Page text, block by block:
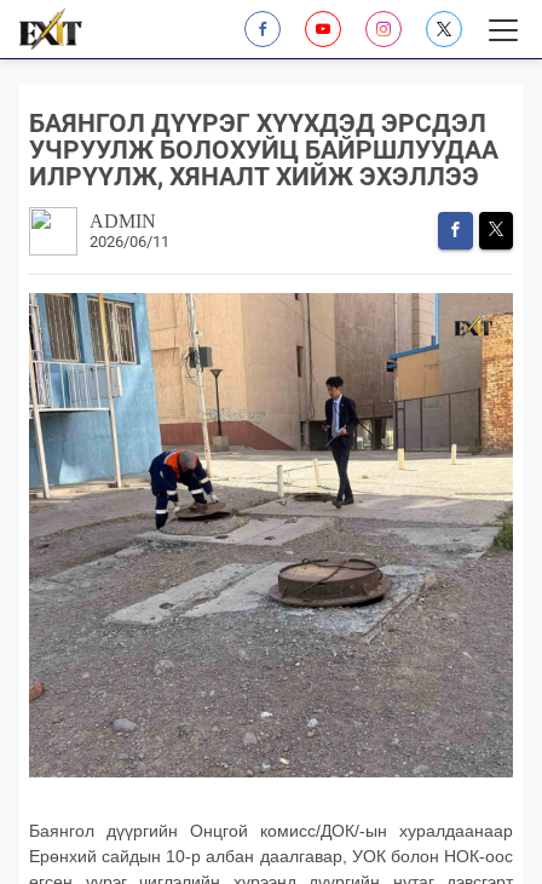
​БАЯНГОЛ ДҮҮРЭГ ХҮҮХДЭД ЭРСДЭЛ
УЧРУУЛЖ БОЛОХУЙЦ БАЙРШЛУУДАА
ИЛРҮҮЛЖ, ХЯНАЛТ ХИЙЖ ЭХЭЛЛЭЭ
ADMIN
2026/06/11
Баянгол дүүргийн Онцгой комисс/ДОК/-ын хуралдаанаар
Ерөнхий сайдын 10-р албан даалгавар, УОК болон НОК-оос